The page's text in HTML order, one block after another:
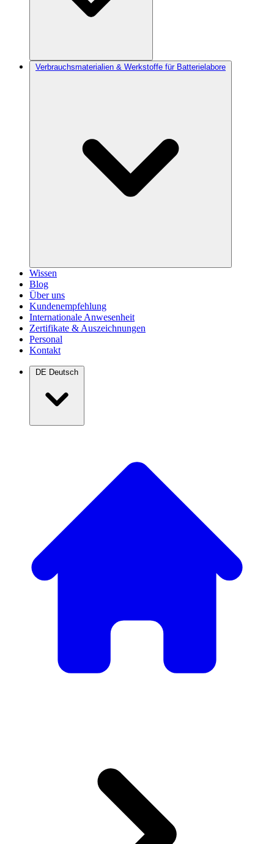
Verbrauchsmaterialien & Werkstoffe für Batterielabore
Wissen
Blog
Über uns
Kundenempfehlung
Internationale Anwesenheit
Zertifikate & Auszeichnungen
Personal
Kontakt
DE Deutsch